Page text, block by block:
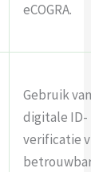
eCOGRA.
Gebruik
digitale ID-
verificatie